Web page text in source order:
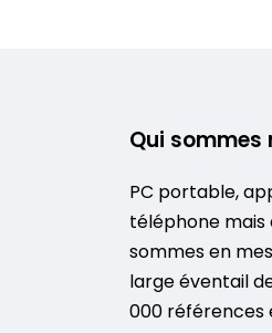
Qui sommes
PC portable,
téléphone mais
sommes en
large éventail
000 références